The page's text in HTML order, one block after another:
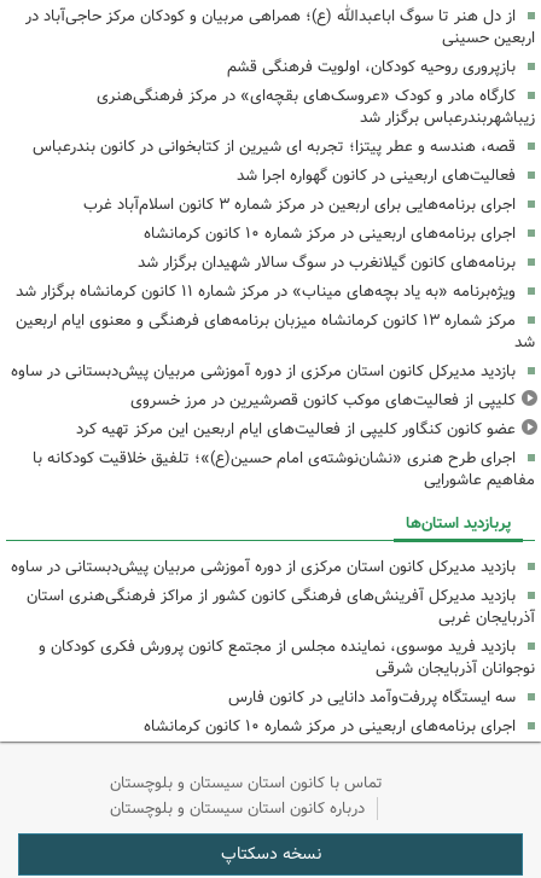
از دل هنر تا سوگ اباعبدالله (ع)؛ همراهی مربیان و کودکان مرکز حاجی‌آباد در
اربعین حسینی
بازپروری روحیه کودکان، اولویت فرهنگی قشم
کارگاه مادر و کودک «عروسک‌های بقچه‌ای» در مرکز فرهنگی‌هنری
زیباشهربندرعباس برگزار شد
قصه، هندسه و عطر پیتزا؛ تجربه ای شیرین از کتابخوانی در کانون بندرعباس
فعالیت‌های اربعینی در کانون گهواره اجرا شد
اجرای برنامه‌هایی برای اربعین در مرکز شماره ۳ کانون اسلام‌آباد غرب
اجرای برنامه‌های اربعینی در مرکز شماره ۱۰ کانون کرمانشاه
برنامه‌های کانون گیلانغرب در سوگ سالار شهیدان برگزار شد
ویژه‌برنامه «به یاد بچه‌های میناب» در مرکز شماره ۱۱ کانون کرمانشاه برگزار شد
مرکز شماره ۱۳ کانون کرمانشاه میزبان برنامه‌های فرهنگی و معنوی ایام اربعین
شد
بازدید مدیرکل کانون استان مرکزی از دوره آموزشی مربیان پیش‌دبستانی در ساوه
کلیپی از فعالیت‌های موکب کانون قصرشیرین در مرز خسروی
عضو کانون کنگاور کلیپی از فعالیت‌های ایام اربعین این مرکز تهیه کرد
اجرای طرح هنری «نشان‌نوشته‌ی امام حسین(ع)»؛ تلفیق خلاقیت کودکانه با
مفاهیم عاشورایی
پربازدید استان‌ها
بازدید مدیرکل کانون استان مرکزی از دوره آموزشی مربیان پیش‌دبستانی در ساوه
بازدید مدیرکل آفرینش‌های فرهنگی کانون کشور از مراکز فرهنگی‌هنری استان
آذربایجان غربی
بازدید فرید موسوی، نماینده مجلس از مجتمع کانون پرورش فکری کودکان و
نوجوانان آذربایجان شرقی
سه ایستگاه پررفت‌وآمد دانایی در کانون فارس
اجرای برنامه‌های اربعینی در مرکز شماره ۱۰ کانون کرمانشاه
تماس با کانون استان سیستان و بلوچستان
درباره کانون استان سیستان و بلوچستان
نسخه دسکتاپ